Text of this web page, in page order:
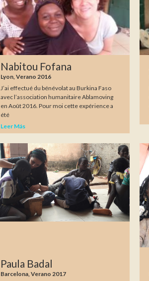
Nabitou Fofana
Lyon, Verano 2016
J’ai effectué du bénévolat au Burkina Faso
avec l’association humanitaire Ablamoving
en Août 2016. Pour moi cette expérience a
été
Leer Más
Paula Badal
Barcelona, Verano 2017